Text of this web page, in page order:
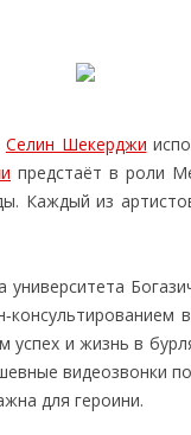
Селин Шекерджи
предстаёт в роли
Каждый из
успех и жизнь в
видеозвонки
для героини.